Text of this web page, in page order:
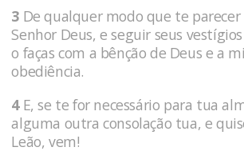
3 De qualquer modo que te
Senhor Deus, e seguir seus
o faças com a bênção de Deus e a
obediência.
4E, se te for necessário para tua
alguma outra consolação tua, e
Leão, vem!